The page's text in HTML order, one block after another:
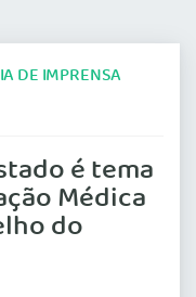
DE IMPRENSA
é tema
Médica
do